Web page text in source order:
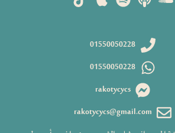
01550050228
01550050228
rakotycycs
rakotycycs@gmail.com